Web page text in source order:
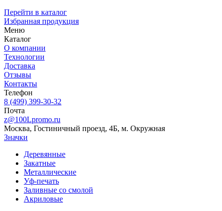
Перейти в каталог
Избранная продукция
Меню
Каталог
О компании
Технологии
Доставка
Отзывы
Контакты
Телефон
8 (499) 399-30-32
Почта
z@100Lpromo.ru
Москва, Гостиничный проезд, 4Б, м. Окружная
Значки
Деревянные
Закатные
Металлические
Уф-печать
Заливные со смолой
Акриловые